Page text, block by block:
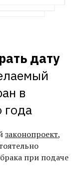
дату
в
года
законопроект,
при подаче